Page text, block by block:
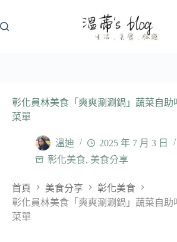
至
彰化員林美食「爽爽涮涮鍋」蔬菜自助
菜單
溫迪
2025 年 7 月 3 日
彰化美食, 美食分享
首頁 美食分享
彰化美食
彰化員林美食「爽爽涮涮鍋」蔬菜自助
菜單